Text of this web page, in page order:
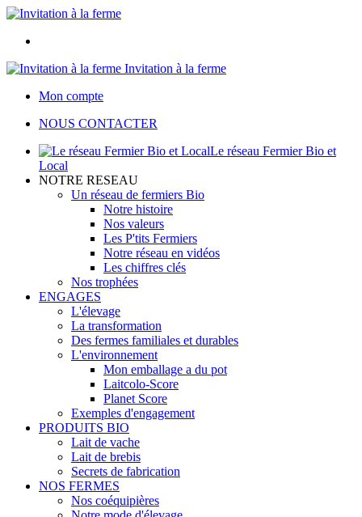
Invitation à la ferme
Mon compte
NOUS CONTACTER
Le réseau Fermier Bio et
Local
NOTRE RESEAU
Un réseau de fermiers Bio
Notre histoire
Nos valeurs
Les P'tits Fermiers
Notre réseau en vidéos
Les chiffres clés
Nos trophées
ENGAGES
L'élevage
La transformation
Des fermes familiales et durables
L'environnement
Mon emballage a du pot
Laitcolo-Score
Planet Score
Exemples d'engagement
PRODUITS BIO
Lait de vache
Lait de brebis
Secrets de fabrication
NOS FERMES
Nos coéquipières